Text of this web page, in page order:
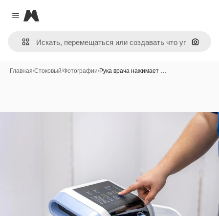
Close menu
Magnific
Поиск
Главная/Стоковый/Фотографии/Рука врача нажимает …